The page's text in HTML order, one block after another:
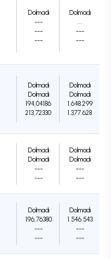
Dolmadı
---
---
---
Dolmadı
---
---
Dolmadı
Dolmadı
194,04186
213,72330
Dolmadı
Dolmadı
1.648.299
1.377.628
Dolmadı
Dolmadı
---
---
Dolmadı
Dolmadı
---
---
Dolmadı
196,76380
---
---
Dolmadı
1.546.543
---
---